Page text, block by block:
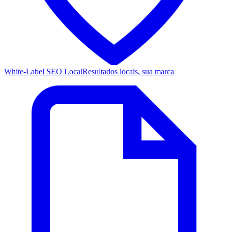
White-Label SEO LocalResultados locais, sua marca